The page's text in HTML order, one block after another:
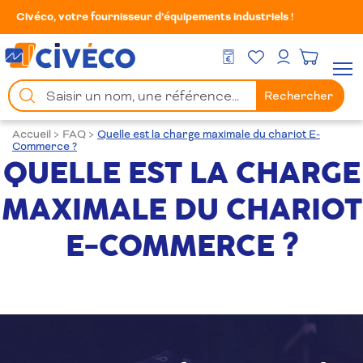
Civéco, votre fournisseur d’équipements industriels !
DEVIS GRATUIT
Mes FavorisMon compte
Chercher
un
produit
Rechercher
Accueil > FAQ > Quelle est la charge maximale du chariot E-
Commerce ?
QUELLE EST LA CHARGE
MAXIMALE DU CHARIOT
E-COMMERCE ?